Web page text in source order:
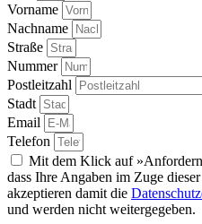
Vorname
Nachname
Straße
Nummer
Postleitzahl
Stadt
Email
Telefon
Mit dem Klick auf
dass Ihre Angaben im Zuge
akzeptieren damit die
und werden nicht weitergegeben.